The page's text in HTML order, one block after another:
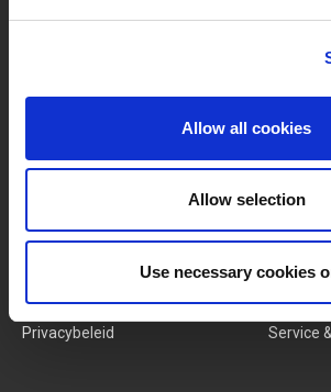
Allow all cookies
Allow selection
Use necessary cookies
Categorieën
Nieuwe Producten
Over Ons
Ons
Algemene Voorwaarden
Privacybeleid
Login
Service